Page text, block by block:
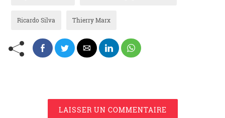
Ricardo Silva Thierry Marx
LAISSER UN COMMENTAIRE